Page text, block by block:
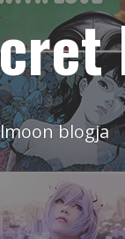
blogja